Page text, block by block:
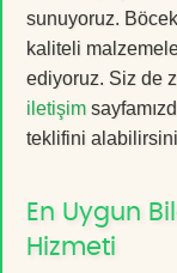
sunuyoruz.
kaliteli
ediyoruz. Siz de
iletişim
teklifini
En Uygun
Hizmeti